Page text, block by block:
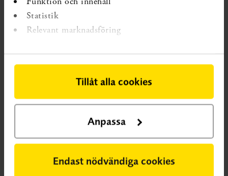
Statistik
Relevant marknadsföring
Tillåt alla cookies
Anpassa
Endast nödvändiga cookies
SBU efterlyser dels svenska effektstudier, dels studier
och översikter inom kvalitativ forskningstradition.
upp för att förebygga kända metodproblem och vara
tillräckligt stora. Forskarna bör precisera insatsernas
syfte, sammanhang, omfattning samt vem som utför
dem, och syftet bör avspeglas i valet av utfallsmått. Det
behövs också systematiska kunskapssammanställningar
och studier inom ramen för kvalitativ forskningstradition,